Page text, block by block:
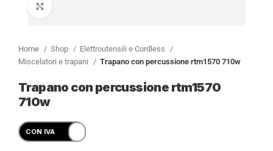
Home Shop
Elettroutensili e Cordless
Miscelatori e trapani
Trapano con percussione rtm1570 710w
Trapano con percussione rtm1570
710w